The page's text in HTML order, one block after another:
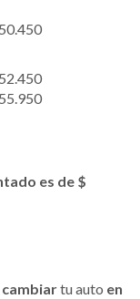
es de $
tu auto en